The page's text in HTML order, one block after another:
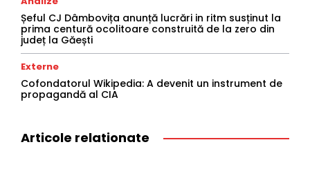
Șeful CJ Dâmbovița anunță lucrări in ritm susținut la
prima centură ocolitoare construită de la zero din
județ la Găești
Externe
Cofondatorul Wikipedia: A devenit un instrument de
propagandă al CIA
Articole relationate